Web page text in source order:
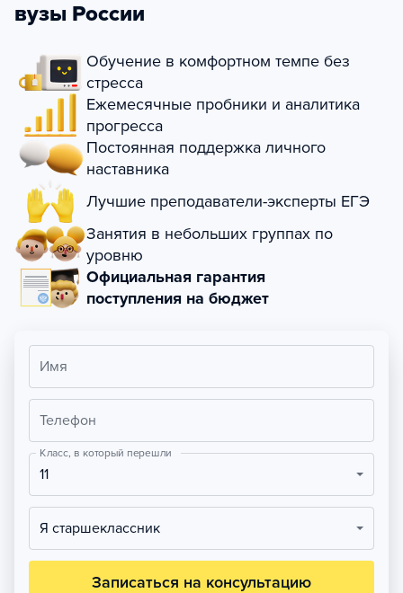
вузы России
Обучение в комфортном темпе без
стресса
Ежемесячные пробники и аналитика
прогресса
Постоянная поддержка личного
наставника
Лучшие преподаватели-эксперты ЕГЭ
Занятия в небольших группах по
уровню
Официальная гарантия
поступления на бюджет
Имя
Телефон
Класс, в который перешли
11
Я старшеклассник
Записаться на консультацию